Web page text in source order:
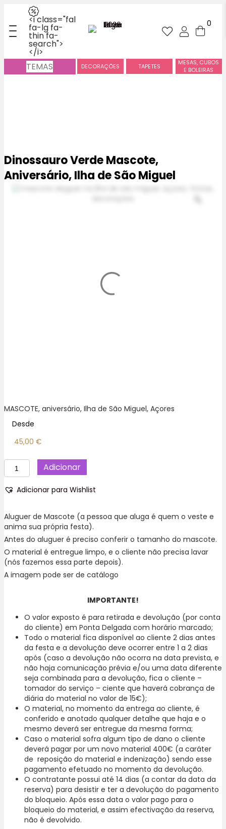
<i class="fal
fa-lg fa-
thin fa-
search">
</i>
0
TEMAS DECORAÇÕES TAPETES
MESAS, CUBOS
E BOLEIRAS
Dinossauro Verde Mascote,
Aniversário, Ilha de São Miguel
MASCOTE, aniversário, Ilha de São Miguel, Açores
Desde
45,00 €
Quantidade
de
Dinossauro
Verde
Aniversário,
Ilha
de
São
Miguel
Adicionar
Adicionar para Wishlist
Aluguer de Mascote (a pessoa que aluga é quem o veste e
anima sua própria festa).
Antes do aluguer é preciso conferir o tamanho do mascote.
O material é entregue limpo, e o cliente não precisa lavar
(nós fazemos essa parte depois).
A imagem pode ser de catálogo
IMPORTANTE!
O valor exposto é para retirada e devolução (por conta
do cliente) em Ponta Delgada com horário marcado;
Todo o material fica disponível ao cliente 2 dias antes
da festa e a devolução deve ocorrer entre 1 a 2 dias
após (caso a devolução não ocorra na data prevista, e
não haja comunicação prévia e/ou uma data diferente
seja combinada para a devolução, fica o cliente –
tomador do serviço – ciente que haverá cobrança de
diária do material no valor de 15€);
O material, no momento da entrega ao cliente, é
conferido e anotado qualquer detalhe que haja e o
mesmo deverá ser entregue da mesma forma;
Caso o material sofra algum tipo de dano o cliente
deverá pagar por um novo material 400€ (a caráter
de reposição do material e indenização) sendo esse
pagamento efetuado no momento da devolução.
O contratante possui até 14 dias (a contar da data da
reserva) para desistir e ter a devolução do pagamento
do bloqueio. Após essa data o valor pago para o
bloqueio do material, e assim efectivação da reserva,
não é devolvido.